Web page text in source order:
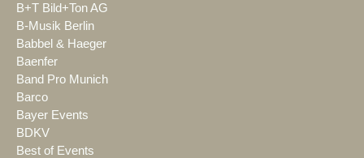
B+T Bild+Ton AG
B-Musik Berlin
Babbel & Haeger
Baenfer
Band Pro Munich
Barco
Bayer Events
BDKV
Best of Events